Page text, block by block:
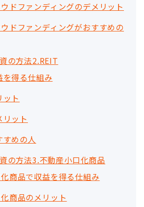
ドファンディングのデメリット
ドファンディングがおすすめの
の方法2.REIT
を得る仕組み
ト
リット
すめの人
の方法3.不動産小口化商品
商品で収益を得る仕組み
商品のメリット